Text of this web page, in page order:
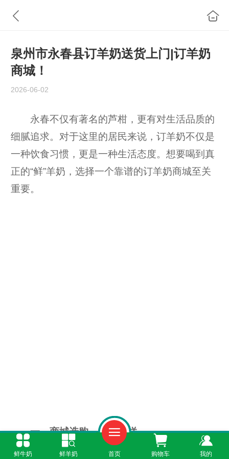
泉州市永春县订羊奶送货上门|订羊奶
商城！
2026-06-02
永春不仅有著名的芦柑，更有对生活品质的
细腻追求。对于这里的居民来说，订羊奶不仅是
一种饮食习惯，更是一种生活态度。想要喝到真
正的“鲜”羊奶，选择一个靠谱的订羊奶商城至关
重要。
一、商城选购，丰富多样
鲜牛奶 鲜羊奶 首页 购物车 我的